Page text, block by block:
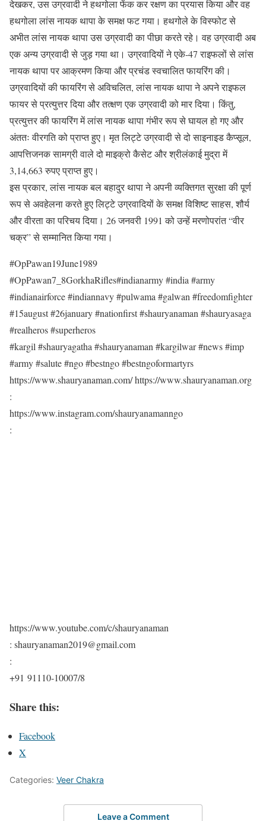
देखकर, उस उग्रवादी ने हथगोला फेंक कर रक्षण का प्रयास किया और वह
हथगोला लांस नायक थापा के समक्ष फट गया। हथगोले के विस्फोट से
अभीत लांस नायक थापा उस उग्रवादी का पीछा करते रहे। वह उग्रवादी अब
एक अन्य उग्रवादी से जुड़ गया था। उग्रवादियों ने एके-47 राइफलों से लांस
नायक थापा पर आक्रमण किया और प्रचंड स्वचालित फायरिंग की।
उग्रवादियों की फायरिंग से अविचलित, लांस नायक थापा ने अपने राइफल
फायर से प्रत्युत्तर दिया और तत्क्षण एक उग्रवादी को मार दिया। किंतु,
प्रत्युत्तर की फायरिंग में लांस नायक थापा गंभीर रूप से घायल हो गए और
अंततः वीरगति को प्राप्त हुए। मृत लिट्टे उग्रवादी से दो साइनाइड कैप्सूल,
आपत्तिजनक सामग्री वाले दो माइक्रो कैसेट और श्रीलंकाई मुद्रा में
3,14,663 रुपए प्राप्त हुए।
इस प्रकार, लांस नायक बल बहादुर थापा ने अपनी व्यक्तिगत सुरक्षा की पूर्ण
रूप से अवहेलना करते हुए लिट्टे उग्रवादियों के समक्ष विशिष्ट साहस, शौर्य
और वीरता का परिचय दिया। 26 जनवरी 1991 को उन्हें मरणोपरांत “वीर
चक्र” से सम्मानित किया गया।
#OpPawan19June1989
#OpPawan7_8GorkhaRifles#indianarmy #india #army
#indianairforce #indiannavy #pulwama #galwan #freedomfighter
#15august #26january #nationfirst #shauryanaman #shauryasaga
#realheros #superheros
#kargil #shauryagatha #shauryanaman #kargilwar #news #imp
#army #salute #ngo #bestngo #bestngoformartyrs
https://www.shauryanaman.com/ https://www.shauryanaman.org
:
https://www.instagram.com/shauryanamanngo
:
https://www.youtube.com/c/shauryanaman
: shauryanaman2019@gmail.com
:
+91 91110-10007/8
Share this:
Facebook
X
Categories: Veer Chakra
Leave a Comment